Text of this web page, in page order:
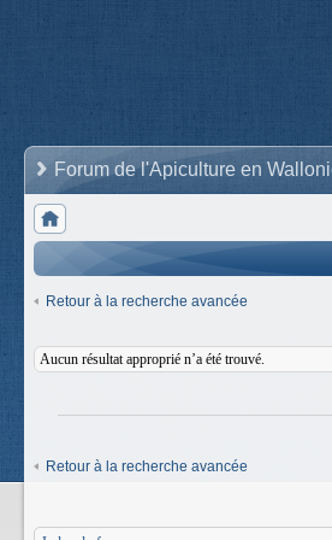
Forum de l'Apiculture en
Retour à la recherche avancée
Aucun résultat approprié n’a été trouvé.
Retour à la recherche avancée